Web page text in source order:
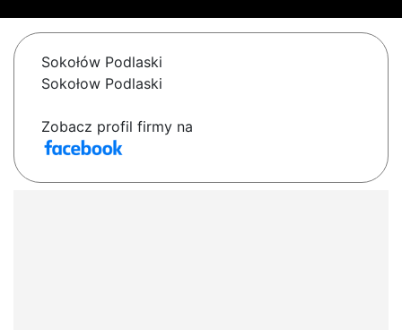
Sokołów Podlaski
Sokołow Podlaski
Zobacz profil firmy na